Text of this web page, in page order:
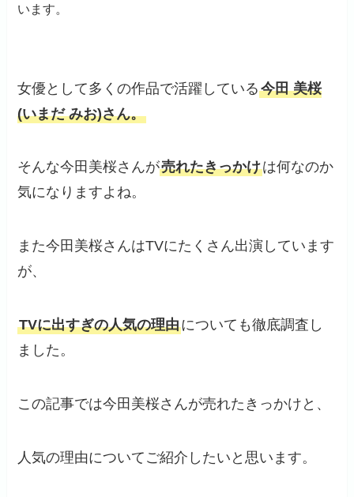
います。
女優として多くの作品で活躍している今田 美桜
(いまだ みお)さん。
そんな今田美桜さんが売れたきっかけは何なのか
気になりますよね。
また今田美桜さんはTVにたくさん出演しています
が、
TVに出すぎの人気の理由についても徹底調査し
ました。
この記事では今田美桜さんが売れたきっかけと、
人気の理由についてご紹介したいと思います。